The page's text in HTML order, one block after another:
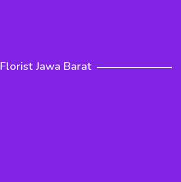
Florist Jawa Barat